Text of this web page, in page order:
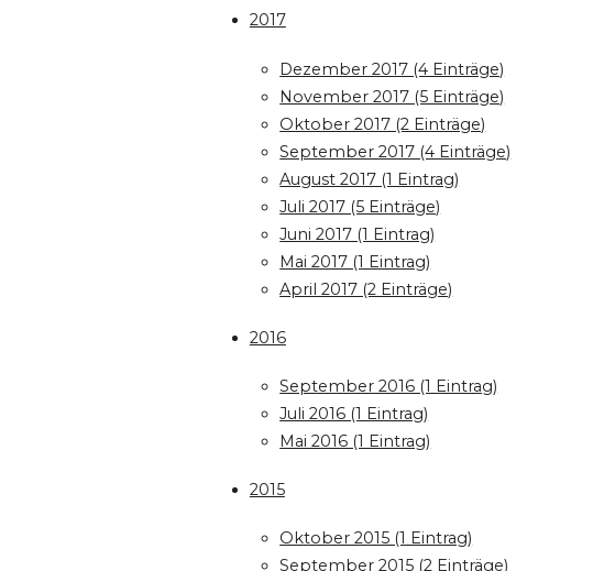
2017
Dezember 2017 (4 Einträge)
November 2017 (5 Einträge)
Oktober 2017 (2 Einträge)
September 2017 (4 Einträge)
August 2017 (1 Eintrag)
Juli 2017 (5 Einträge)
Juni 2017 (1 Eintrag)
Mai 2017 (1 Eintrag)
April 2017 (2 Einträge)
2016
September 2016 (1 Eintrag)
Juli 2016 (1 Eintrag)
Mai 2016 (1 Eintrag)
2015
Oktober 2015 (1 Eintrag)
September 2015 (2 Einträge)